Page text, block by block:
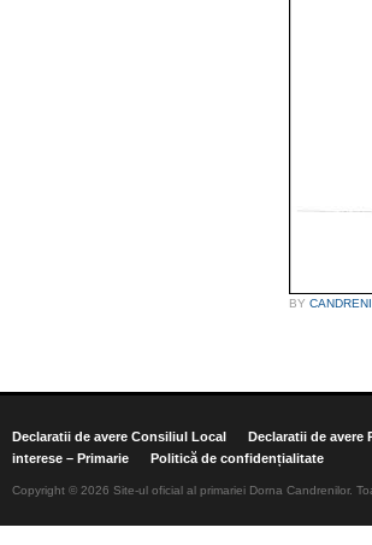
BY CANDRENI
Declaratii de avere Consiliul Local Declaratii de avere
interese – Primarie
Politică de confidențialitate
Copyright © 2026 Site-ul oficial al primariei Dorna Candrenilor.